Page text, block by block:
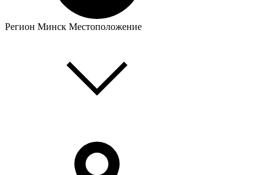
Регион Минск Местоположение